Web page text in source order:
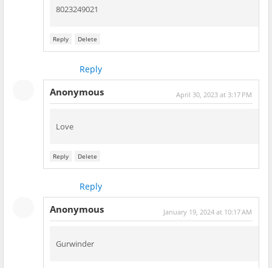
8023249021
Reply Delete
Reply
Anonymous April 30, 2023 at 3:17 PM
Love
Reply Delete
Reply
Anonymous January 19, 2024 at 10:17 AM
Gurwinder